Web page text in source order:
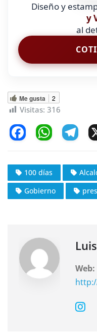
Diseño y
y
al
Me gusta 2
Visitas: 316
c
e
b
k
W
at
s
A
e
gr
a
100 días
Gobierno
Web: